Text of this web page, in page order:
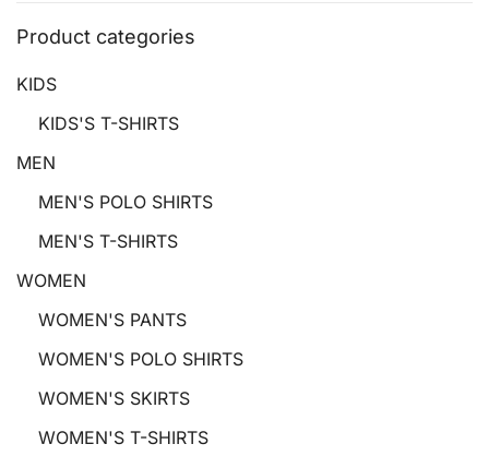
Product categories
KIDS
KIDS'S T-SHIRTS
MEN
MEN'S POLO SHIRTS
MEN'S T-SHIRTS
WOMEN
WOMEN'S PANTS
WOMEN'S POLO SHIRTS
WOMEN'S SKIRTS
WOMEN'S T-SHIRTS